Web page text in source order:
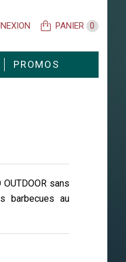
PANIER 0
PROMOS
sans
barbecues au